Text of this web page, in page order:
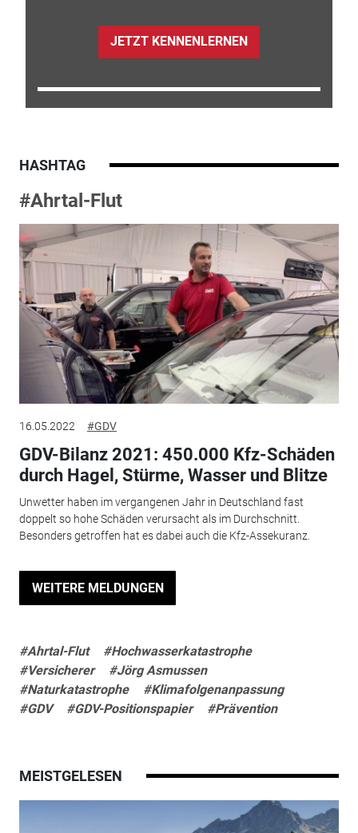
JETZT KENNENLERNEN
HASHTAG
#Ahrtal-Flut
16.05.2022 #GDV
GDV-Bilanz 2021: 450.000 Kfz-Schäden
durch Hagel, Stürme, Wasser und Blitze
Unwetter haben im vergangenen Jahr in Deutschland fast
doppelt so hohe Schäden verursacht als im Durchschnitt.
Besonders getroffen hat es dabei auch die Kfz-Assekuranz.
WEITERE MELDUNGEN
#Ahrtal-Flut
#Hochwasserkatastrophe
#Versicherer
#Jörg Asmussen
#Naturkatastrophe
#Klimafolgenanpassung
#GDV
#GDV-Positionspapier #Prävention
MEISTGELESEN